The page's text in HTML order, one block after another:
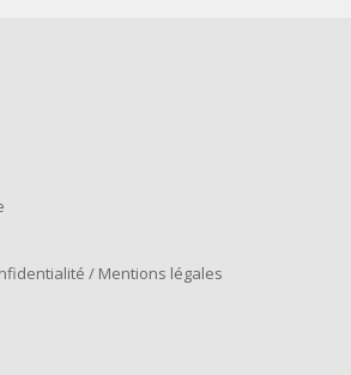
/ Mentions légales